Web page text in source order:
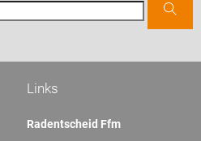
Links
Radentscheid Ffm